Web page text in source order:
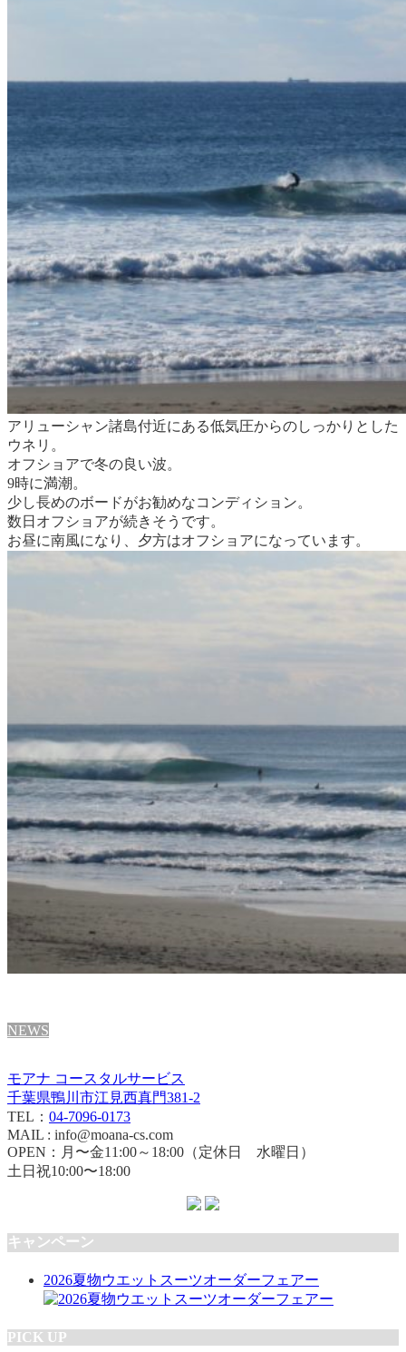
アリューシャン諸島付近にある低気圧からのしっかりとした
ウネリ。
オフショアで冬の良い波。
9時に満潮。
少し長めのボードがお勧めなコンディション。
数日オフショアが続きそうです。
お昼に南風になり、夕方はオフショアになっています。
NEWS
モアナ コースタルサービス
千葉県鴨川市江見西真門381-2
TEL： 04-7096-0173
MAIL : info@moana-cs.com
OPEN：月〜金11:00～18:00（定休日 水曜日）
土日祝10:00〜18:00
キャンペーン
2026夏物ウエットスーツオーダーフェアー
PICK UP